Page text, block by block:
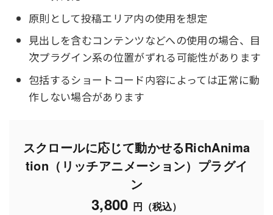
原則として投稿エリア内の使用を想定
見出しを含むコンテンツなどへの使用の場合、目
次プラグイン系の位置がずれる可能性があります
包括するショートコード内容によっては正常に動
作しない場合があります
スクロールに応じて動かせるRichAnima
tion（リッチアニメーション）プラグイ
ン
3,800 円（税込）